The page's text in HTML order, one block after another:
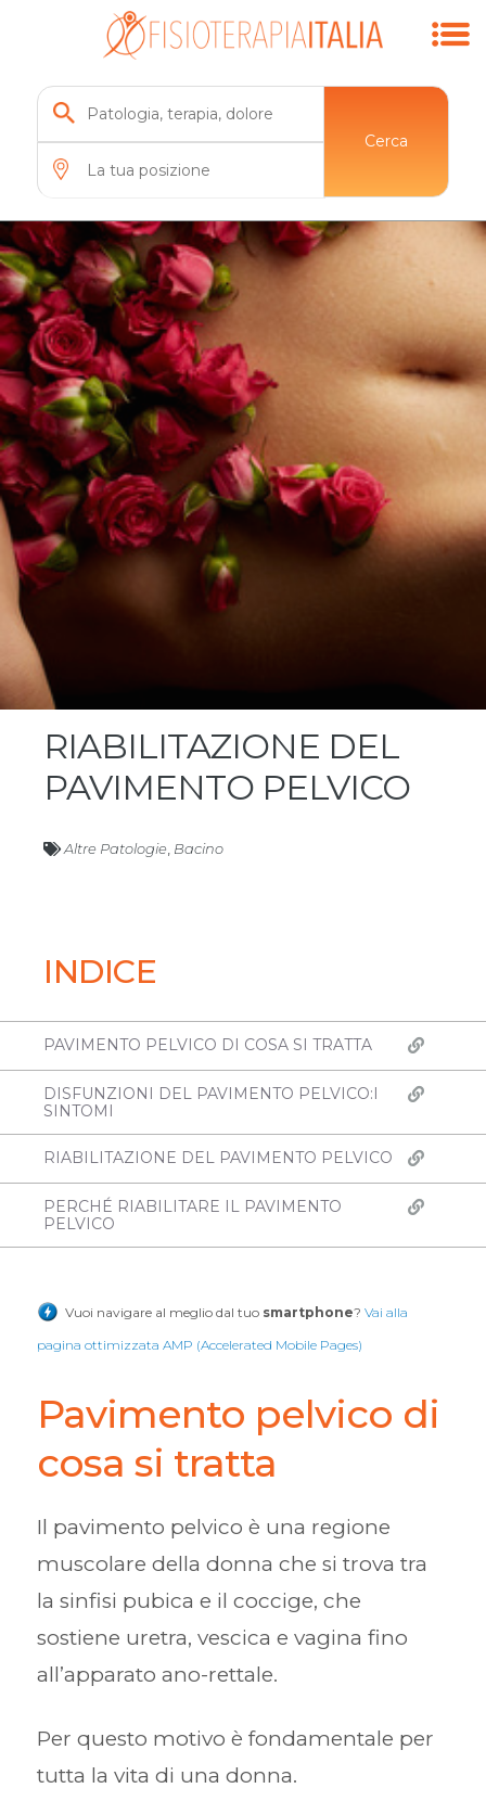
Cerca
RIABILITAZIONE DEL
PAVIMENTO PELVICO
Altre Patologie Bacino
INDICE
PAVIMENTO PELVICO DI COSA SI TRATTA
DISFUNZIONI DEL PAVIMENTO PELVICO:I
SINTOMI
RIABILITAZIONE DEL PAVIMENTO PELVICO
PERCHÉ RIABILITARE IL PAVIMENTO
PELVICO
Vuoi navigare al meglio dal tuo smartphone? Vai alla
pagina ottimizzata AMP (Accelerated Mobile Pages)
Pavimento pelvico di
cosa si tratta
Il pavimento pelvico è una regione
muscolare della donna che si trova tra
la sinfisi pubica e il coccige, che
sostiene uretra, vescica e vagina fino
all’apparato ano-rettale.
Per questo motivo è fondamentale per
tutta la vita di una donna.